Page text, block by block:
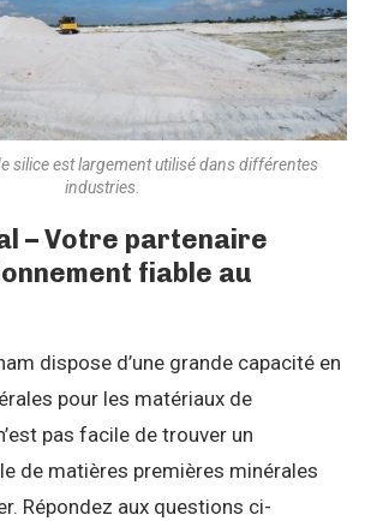
silice est largement utilisé dans différentes
industries.
– Votre partenaire
fiable au
dispose d’une grande capacité en
pour les matériaux de
pas facile de trouver un
de matières premières minérales
Répondez aux questions ci-